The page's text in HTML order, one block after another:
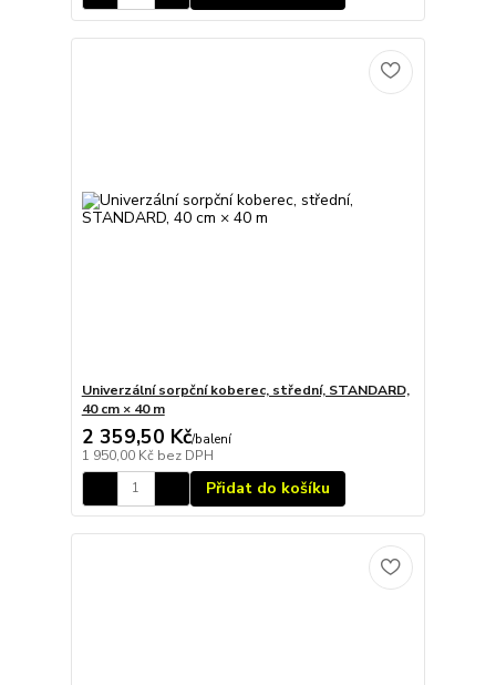
Univerzální sorpční koberec, střední, STANDARD,
40 cm × 40 m
2 359,50 Kč/balení
1 950,00 Kč bez DPH
Přidat do košíku